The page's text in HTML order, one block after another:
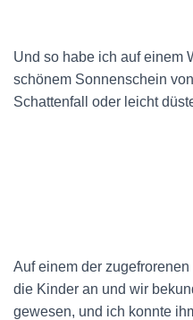
Und so habe ich auf einem
schönem Sonnenschein
Schattenfall oder leicht
Auf einem der
die Kinder an und wir
gewesen, und ich konnte